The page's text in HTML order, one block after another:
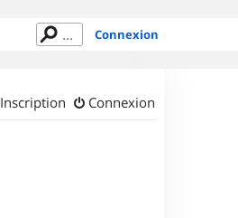
Connexion
Connexion
Inscription